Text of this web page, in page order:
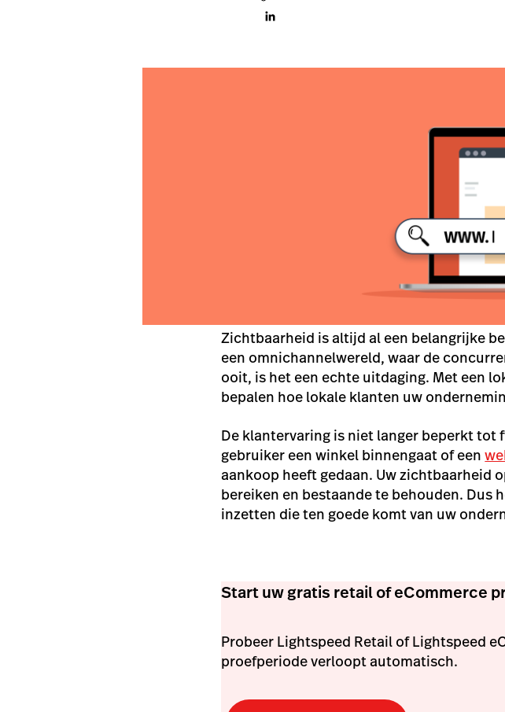
Zichtbaarheid is altijd al een belangrijke
een omnichannelwereld, waar de
ooit, is het een echte uitdaging. Met een
bepalen hoe lokale klanten uw
De klantervaring is niet langer beperkt tot
gebruiker een winkel binnengaat of een
aankoop heeft gedaan. Uw zichtbaarheid
bereiken en bestaande te behouden.
inzetten die ten goede komt van uw
Start uw gratis retail of eCommerce
Probeer Lightspeed Retail of Lightspeed
proefperiode verloopt automatisch.